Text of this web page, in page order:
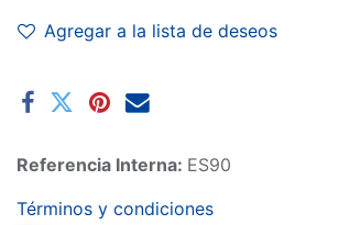
Agregar a la lista de deseos
Referencia Interna: ES90
Términos y condiciones